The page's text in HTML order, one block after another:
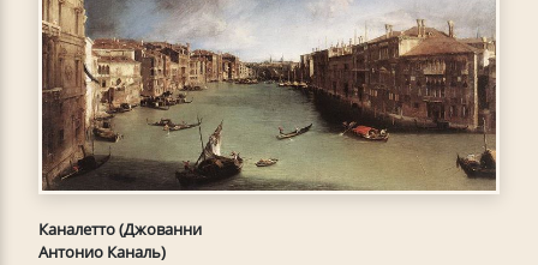
Каналетто (Джованни
Антонио Каналь)